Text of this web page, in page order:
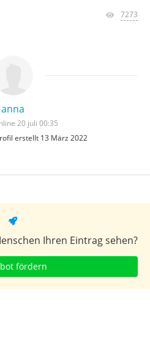
7273
anna
20 juli 00:35
erstellt 13 März 2022
Ihren Eintrag sehen?
fördern